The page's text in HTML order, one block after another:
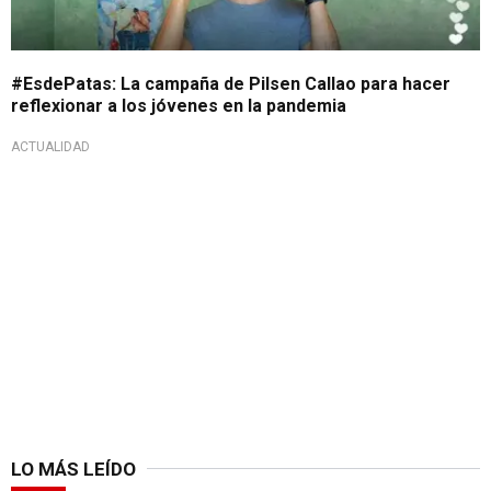
#EsdePatas: La campaña de Pilsen Callao para hacer
reflexionar a los jóvenes en la pandemia
ACTUALIDAD
LO MÁS LEÍDO